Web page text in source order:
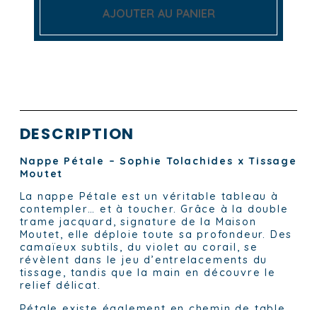
AJOUTER AU PANIER
DESCRIPTION
Nappe Pétale – Sophie Tolachides x Tissage
Moutet
La nappe Pétale est un véritable tableau à
contempler… et à toucher. Grâce à la double
trame jacquard, signature de la Maison
Moutet, elle déploie toute sa profondeur. Des
camaïeux subtils, du violet au corail, se
révèlent dans le jeu d’entrelacements du
tissage, tandis que la main en découvre le
relief délicat.